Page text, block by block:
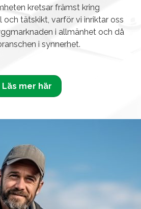
kretsar främst kring
och tätskikt, varför vi inriktar oss
i allmänhet och då
i synnerhet.
Läs mer här